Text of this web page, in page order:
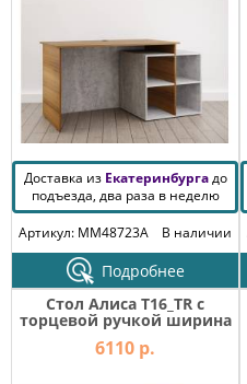
Доставка из Екатеринбургадо
подъезда, два раза в неделю
Артикул: MM48723A
В наличии
Подробнее
Стол Алиса T16_TR с
торцевой ручкой ширина
1000
6110 р.